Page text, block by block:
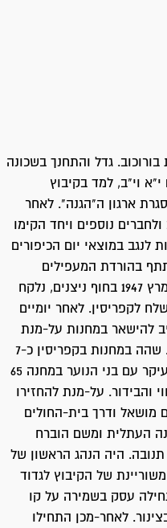
ב-11 במאי 1926 בשכונת בורוכוב. גדל והתחנך בשכונה
וי"ב, למד בקיבוץ
ארגון ה"הגנה". לאחר
נוספים ויחד הקימו
עם עליית 11 הנקודות לנגב במוצאי יום הכיפורים
[אוקטובר 1946]. השתתף בהורדת המעפילים
מהספינה "שבתאי לוזינסקי" ב-12 במרץ 1947 בחוף ניצנים, נלקח
לקפריסין. לאחר יומיים
להישאר במחנות על-מנת
לעבוד בתור שליח בקרב המעפילים. שהה במחנות בקפריסין כ-7
חודשים בתור "שליח שחור" ועבד בעיקר עם בני הנוער במחנה 65
והבידור. על-מנת להחזירו
מושאל ודרך בית-החולים
העתלית ומשם הוברח
היה הנהג הראשון של
של הקיבוץ לגדוד
עסק בשמירה על קו
לאחר-מכן התחילו